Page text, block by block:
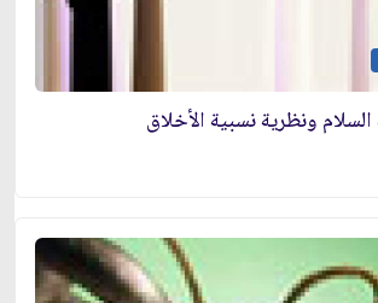
ونظرية نسبية الأخلاق